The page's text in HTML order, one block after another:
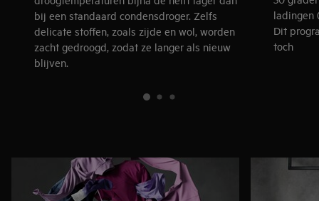
bij een standaard condensdroger. Zelfs
delicate stoffen, zoals zijde en wol, worden
zacht gedroogd, zodat ze langer als nieuw
blijven.
ladingen
Dit
toch